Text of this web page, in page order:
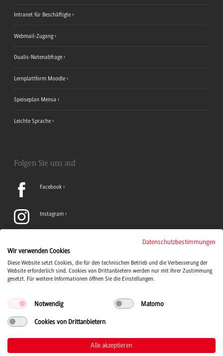
Intranet für Beschäftigte
Webmail-Zugang
Dualis-Notenabfrage
Lernplattform Moodle
Speiseplan Mensa
Leichte Sprache
Folgen Sie uns auf
Facebook
Instagram
TikTok
© 2026 Duale Hochschule Baden-Württemberg
Datenschutzbestimmungen
Wir verwenden Cookies
Diese Website setzt Cookies, die für den technischen Betrieb und die Verbesserung der
Website erforderlich sind. Cookies von Drittanbietern werden nur mit Ihrer Zustimmung
gesetzt. Für weitere Informationen öffnen Sie die Einstellungen.
Notwendig Matomo
Cookies von Drittanbietern
Alle akzeptieren